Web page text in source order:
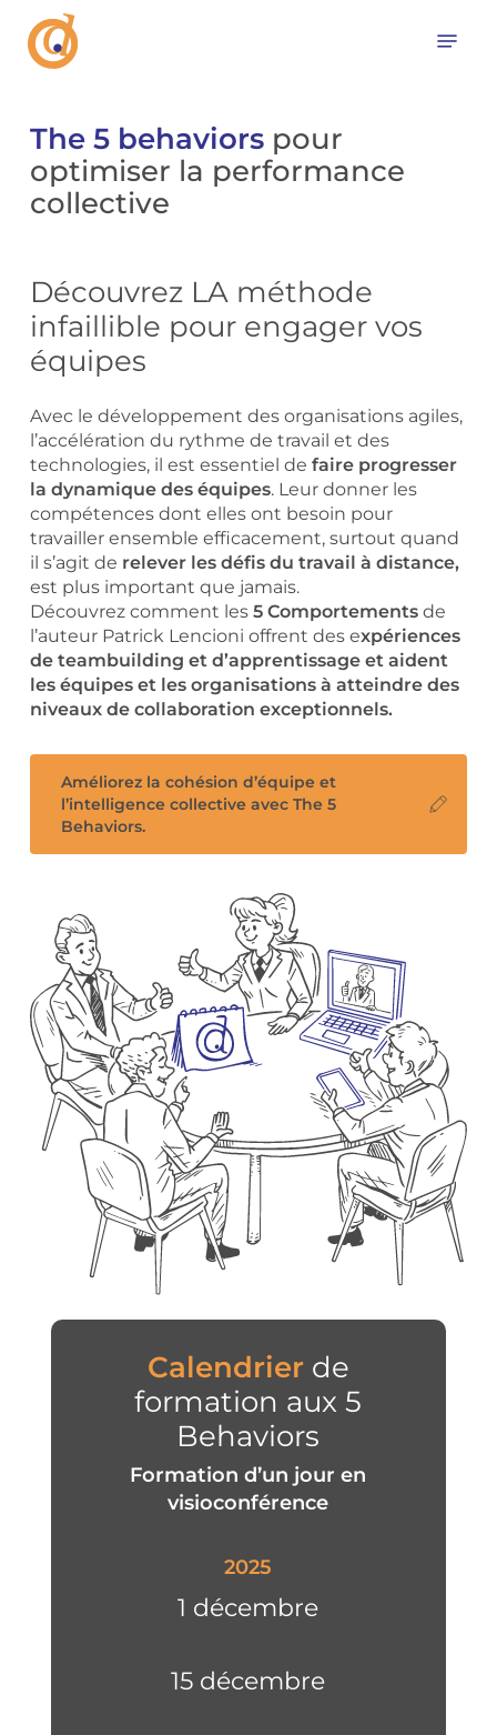
main
The 5 behaviors pour
optimiser la performance
collective
Découvrez LA méthode
infaillible pour engager vos
équipes
Avec le développement des organisations agiles,
l’accélération du rythme de travail et des
technologies, il est essentiel de faire progresser
la dynamique des équipes. Leur donner les
compétences dont elles ont besoin pour
travailler ensemble efficacement, surtout quand
il s’agit de relever les défis du travail à distance,
est plus important que jamais.
Découvrez comment les 5 Comportementsde
l’auteur Patrick Lencioni offrent des expériences
de teambuilding et d’apprentissage et aident
les équipes et les organisations à atteindre des
niveaux de collaboration exceptionnels.
Améliorez la cohésion d’équipe et
l’intelligence collective avec The 5
Behaviors.
Calendrier de
formation aux 5
Behaviors
Formation d’un jour en
visioconférence
2025
1 décembre
15 décembre